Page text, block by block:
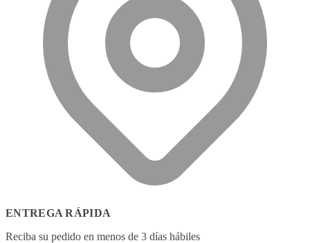
ENTREGA RÁPIDA
Reciba su pedido en menos de 3 días hábiles